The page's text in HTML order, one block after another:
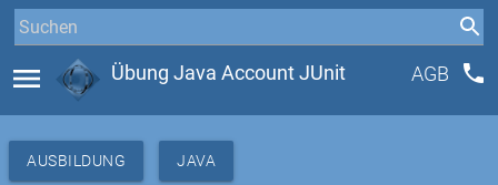
menu Übung Java Account JUnit AGB phone
AUSBILDUNG JAVA